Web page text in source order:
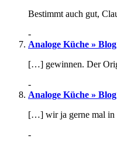
Bestimmt auch gut,
-
Analoge Küche »
[…] gewinnen. Der
-
Analoge Küche »
[…] wir ja gerne mal in
-